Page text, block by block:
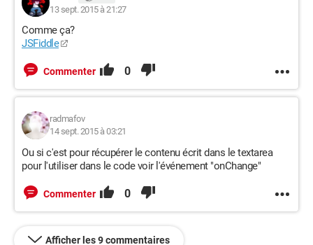
</html>
Et voici le css(pas important):
body
{
center fixed;
	background-size:cover;
	overflow:hidden;
}
.body
{
	width:101.1%;
13 sept. 2015 à 21:27
Comme ça?
JSFiddle
Commenter 0
radmafov
14 sept. 2015 à 03:21
Ou si c'est pour récupérer le contenu écrit dans le textarea
pour l'utiliser dans le code voir l'événement "onChange"
Commenter 0
Afficher les 9 commentaires